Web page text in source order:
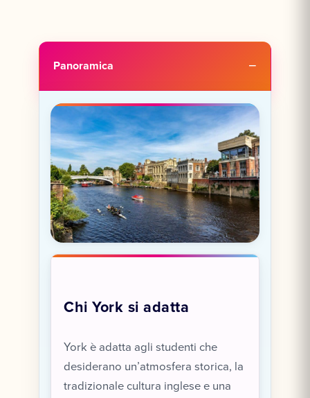
Panoramica
Chi York si adatta
York è adatta agli studenti che
desiderano un’atmosfera storica, la
tradizionale cultura inglese e una